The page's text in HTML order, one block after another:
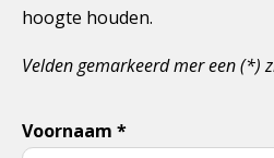
hoogte houden.
Velden gemarkeerd mer een (*)
Voornaam *